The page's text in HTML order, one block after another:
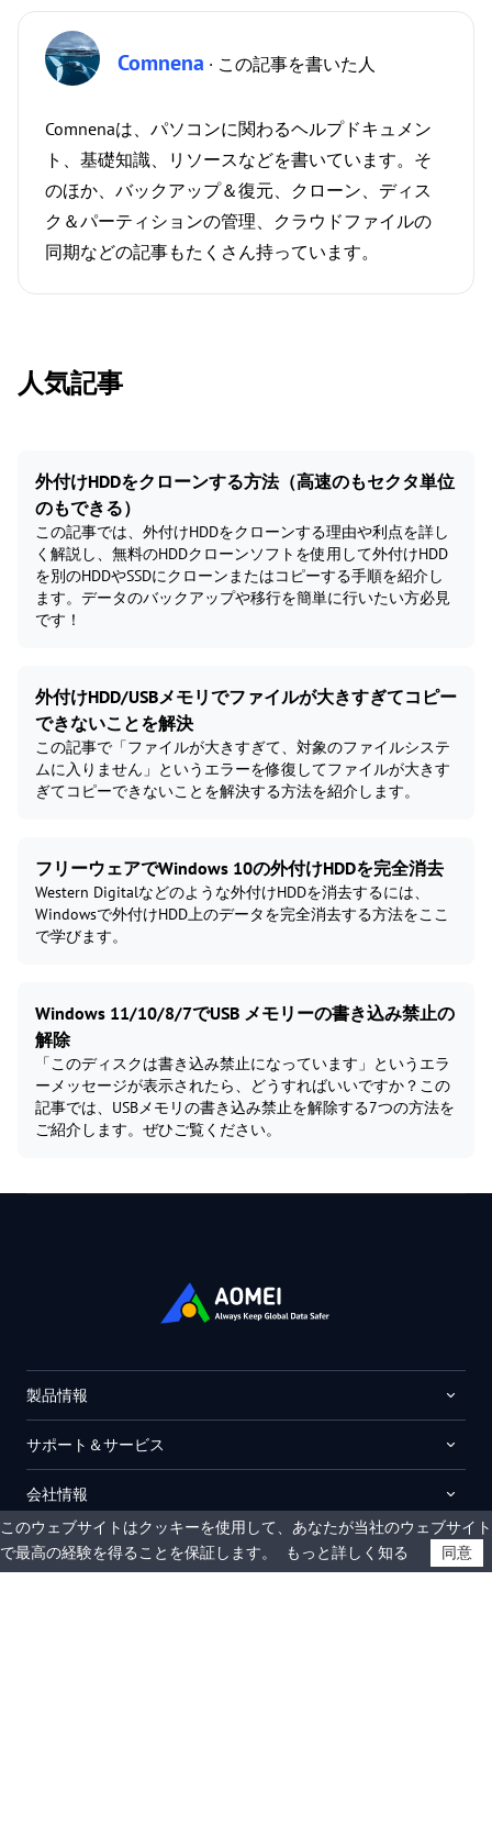
Comnena · この記事を書いた人
Comnenaは、パソコンに関わるヘルプドキュメン
ト、基礎知識、リソースなどを書いています。そ
のほか、バックアップ＆復元、クローン、ディス
ク＆パーティションの管理、クラウドファイルの
同期などの記事もたくさん持っています。
人気記事
外付けHDDをクローンする方法（高速のもセクタ単位
のもできる）
この記事では、外付けHDDをクローンする理由や利点を詳し
く解説し、無料のHDDクローンソフトを使用して外付けHDD
を別のHDDやSSDにクローンまたはコピーする手順を紹介し
ます。データのバックアップや移行を簡単に行いたい方必見
です！
外付けHDD/USBメモリでファイルが大きすぎてコピー
できないことを解決
この記事で「ファイルが大きすぎて、対象のファイルシステ
ムに入りません」というエラーを修復してファイルが大きす
ぎてコピーできないことを解決する方法を紹介します。
フリーウェアでWindows 10の外付けHDDを完全消去
Western Digitalなどのような外付けHDDを消去するには、
Windowsで外付けHDD上のデータを完全消去する方法をここ
で学びます。
Windows 11/10/8/7でUSB メモリーの書き込み禁止の
解除
「このディスクは書き込み禁止になっています」というエラ
ーメッセージが表示されたら、どうすればいいですか？この
記事では、USBメモリの書き込み禁止を解除する7つの方法を
ご紹介します。ぜひご覧ください。
製品情報
サポート＆サービス
会社情報
このウェブサイトはクッキーを使用して、あなたが当社のウェブサイト
で最高の経験を得ることを保証します。
もっと詳しく知る 同意